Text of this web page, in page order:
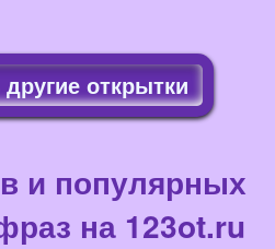
открытки
и популярных
на 123ot.ru